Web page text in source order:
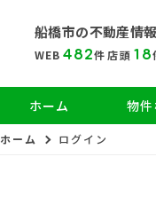
船橋市の不動産情報
WEB 482件 店頭 18
ホーム 物
ホーム ログイン